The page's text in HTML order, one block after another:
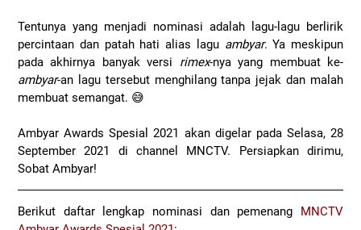
Tentunya yang menjadi nominasi adalah lagu-lagu berlirik
percintaan dan patah hati alias lagu ambyar. Ya meskipun
pada akhirnya banyak versi rimex-nya yang membuat ke-
ambyar-an lagu tersebut menghilang tanpa jejak dan malah
membuat semangat. 😅
Ambyar Awards Spesial 2021 akan digelar pada Selasa, 28
September 2021 di channel MNCTV. Persiapkan dirimu,
Sobat Ambyar!
Berikut daftar lengkap nominasi dan pemenang
MNCTV